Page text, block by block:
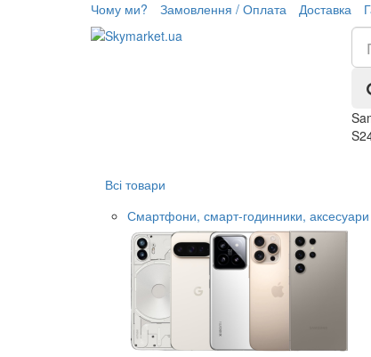
Чому ми? Замовлення / Оплата Доставка
Всі товари
Смартфони, смарт-годинники, аксесуари